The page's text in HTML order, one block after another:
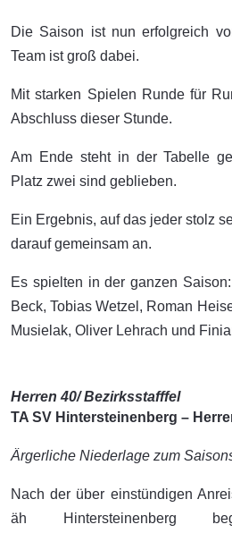
Die Saison ist nun erfolgreich
Team ist groß dabei.
Mit starken Spielen Runde für
Abschluss dieser Stunde.
Am Ende steht in der Tabelle
Platz zwei sind geblieben.
Ein Ergebnis, auf das jeder stolz
darauf gemeinsam an.
Es spielten in der ganzen
Beck, Tobias Wetzel, Roman
Musielak, Oliver Lehrach und
Herren 40/ Bezirksstafffel
TA SV Hintersteinenberg –
Ärgerliche Niederlage zum
Nach der über einstündigen
äh Hintersteinenberg